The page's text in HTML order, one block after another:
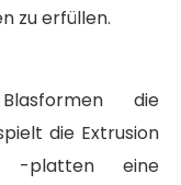
zu erfüllen.
die
die Extrusion
-platten eine